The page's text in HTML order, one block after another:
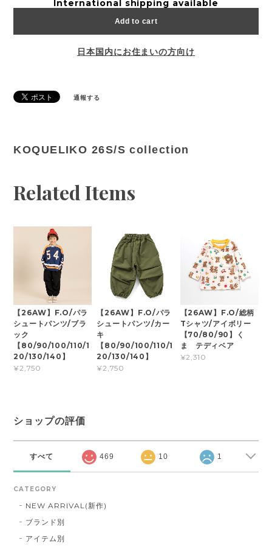
International shipping available
Add to cart
日本国内にお住まいの方向け
通報する
KOQUELIKO 26S/S collection
Related Items
【26AW】F.O/パラ
シュートパンツ/ブラ
ック
【80/90/100/110/1
20/130/140】
¥2,750
【26AW】F.O/パラ
シュートパンツ/カー
キ
【80/90/100/110/1
20/130/140】
¥2,750
【26AW】F.O/総柄
Tシャツ/アイボリー
【70/80/90】く
ま テディベア
¥2,310
ショップの評価
すべて 469 10 1
CATEGORY
NEW ARRIVAL(新作)
ブランド別
アイテム別